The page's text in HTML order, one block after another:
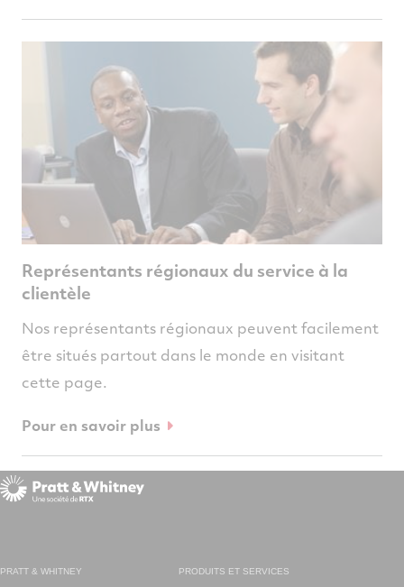
Représentants régionaux du service à la
clientèle
Nos représentants régionaux peuvent facilement
être situés partout dans le monde en visitant
cette page.
Pour en savoir plus
PRATT & WHITNEY PRODUITS ET SERVICES